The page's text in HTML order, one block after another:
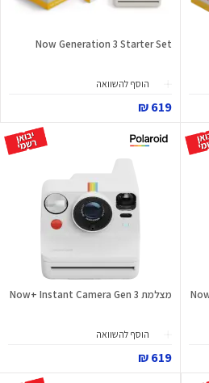
Now Generation 3 Starter Set
הוסף להשוואה
619 ₪
מצלמת Now+ Instant Camera Gen 3
הוסף להשוואה
619 ₪